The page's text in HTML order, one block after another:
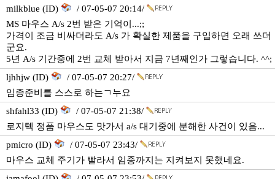
milkblue (ID)
/ 07-05-07 20:14/
MS 마우스 A/s 2번 받은 기억이...;;
가격이 조금 비싸더라도 A/s 가 확실한 제품을 구입하면 오래 쓰더
군요.
5년 A/s 기간중에 2번 교체 받아서 지금 7년째인가 그렇습니다. ^^;
ljhhjw (ID)
/ 07-05-07 20:27/
임종준비를 스스로 하는ㄱ누요
shfahl33 (ID)
/ 07-05-07 21:38/
로지텍 정품 마우스도 맛가서 a/s 대기중에 분해한 사건이 있음...
pmicro (ID)
/ 07-05-07 23:43/
마우스 교체 주기가 빨라서 임종까지는 지켜보지 못했네요.